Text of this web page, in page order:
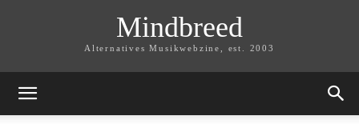
Mindbreed
Alternatives Musikwebzine, est. 2003